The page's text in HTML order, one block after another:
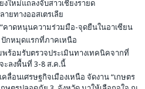
งใหม่แถลงจับสาวเชียงรายด
ยทางออสเตรเลีย
คาดหนุนความร่วมมือ-จุดยืนในอาเซียน
ปักหมุดแรกที่ภาคเหนือ
ร้อมรับตรวจประเมินทางเทคนิคจากที่
ลงพื้นที่ 3-8 ส.ค.นี้
อนเศรษฐกิจเมืองเหนือ จัดงาน “เกษตร